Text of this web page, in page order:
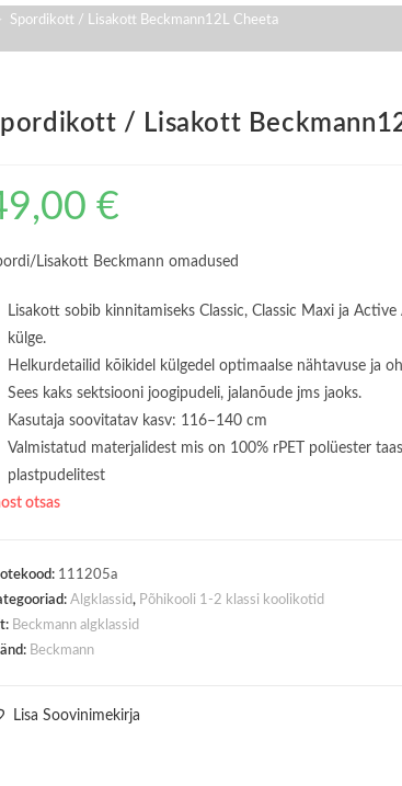
Spordikott / Lisakott Beckmann12L Cheeta
/ Lisakott
€
Lisakott Beckmann omadused
Lisakott sobib kinnitamiseks Classic, Classic Maxi ja
külge.
Helkurdetailid kõikidel külgedel optimaalse nähtavuse ja
Sees kaks sektsiooni joogipudeli, jalanõude jms jaoks.
Kasutaja soovitatav kasv: 116–140 cm
Valmistatud materjalidest mis on 100% rPET polüester
plastpudelitest
otsas
111205a
Algklassid, Põhikooli 1-2 klassi koolikotid
Beckmann algklassid
Beckmann
Lisa Soovinimekirja